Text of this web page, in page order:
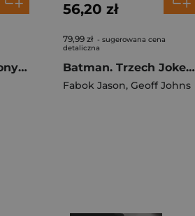
Superman Czerwony Syn
56,20 zł
79,99 zł - sugerowana cena
detaliczna
Batman. Trzech Jokerów
Fabok Jason, Geoff Johns